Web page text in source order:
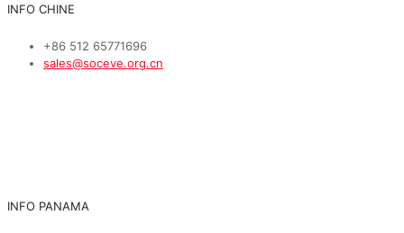
INFO CHINE
+86 512 65771696
sales@soceve.org.cn
INFO PANAMA